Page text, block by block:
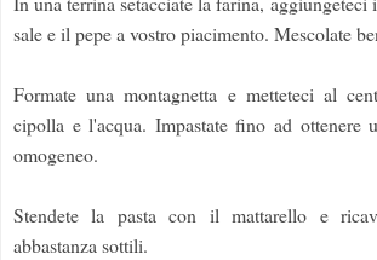
sale e il pepe a vostro piacimento. Mescolate
Formate una montagnetta e metteteci al
cipolla e l'acqua. Impastate fino ad ottenere
omogeneo.
Stendete la pasta con il mattarello e
abbastanza sottili.